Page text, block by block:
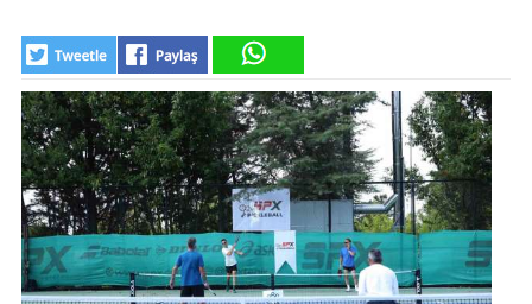
GÜNDEM
SİYASET
EKONOMİ
DÜNYA
MAGAZİN